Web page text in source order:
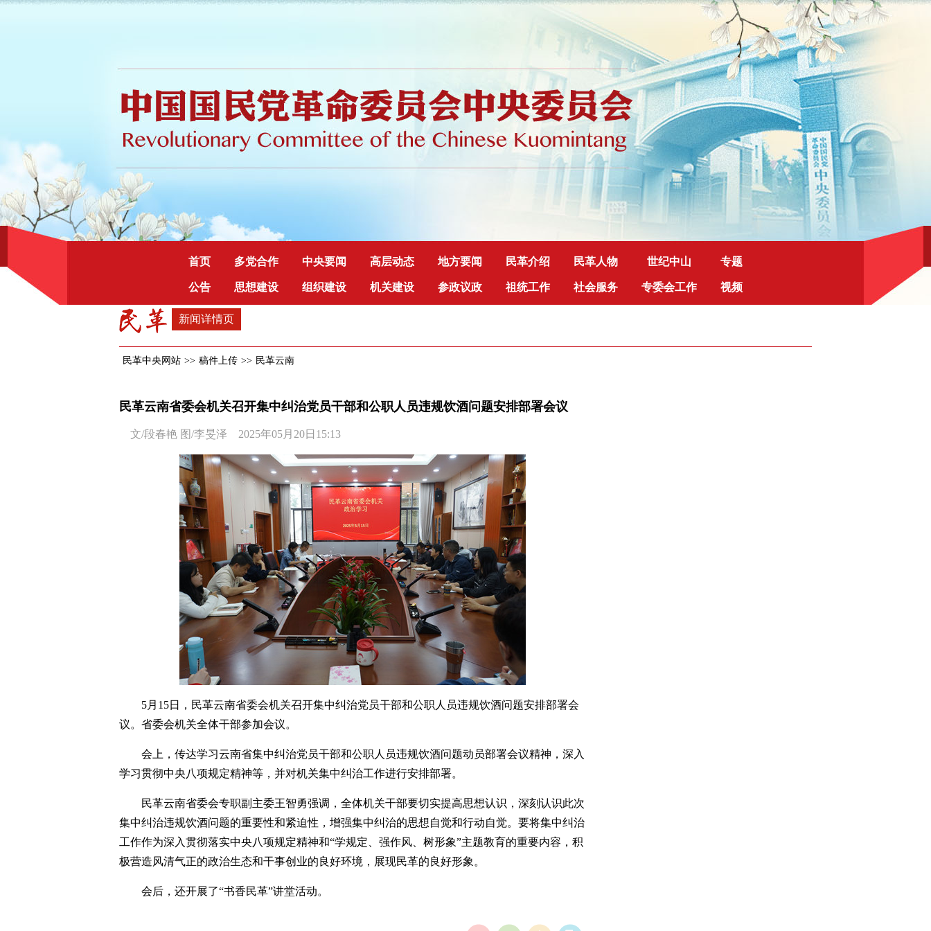
首页 多党合作 中央要闻 高层动态 地方要闻 民革介绍 民革人物 世纪中山 专题
公告 思想建设 组织建设 机关建设 参政议政 祖统工作 社会服务 专委会工作 视频
新闻详情页
民革中央网站 >> 稿件上传 >> 民革云南
民革云南省委会机关召开集中纠治党员干部和公职人员违规饮酒问题安排部署会议
文/段春艳 图/李旻泽 2025年05月20日15:13
5月15日，民革云南省委会机关召开集中纠治党员干部和公职人员违规饮酒问题安排部署会
议。省委会机关全体干部参加会议。
会上，传达学习云南省集中纠治党员干部和公职人员违规饮酒问题动员部署会议精神，深入
学习贯彻中央八项规定精神等，并对机关集中纠治工作进行安排部署。
民革云南省委会专职副主委王智勇强调，全体机关干部要切实提高思想认识，深刻认识此次
集中纠治违规饮酒问题的重要性和紧迫性，增强集中纠治的思想自觉和行动自觉。要将集中纠治
工作作为深入贯彻落实中央八项规定精神和“学规定、强作风、树形象”主题教育的重要内容，积
极营造风清气正的政治生态和干事创业的良好环境，展现民革的良好形象。
会后，还开展了“书香民革”讲堂活动。